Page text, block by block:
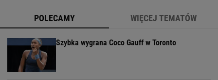
POLECAMY WIĘCEJ TEMATÓW
Szybka wygrana Coco Gauff w Toronto